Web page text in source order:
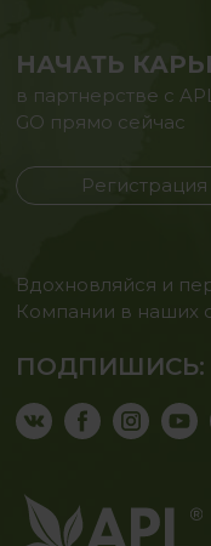
НАЧАТЬ
в партнерстве с
GO прямо сейчас
Регистрация
Вдохновляйся и
Компании в наших
ПОДПИШИСЬ: